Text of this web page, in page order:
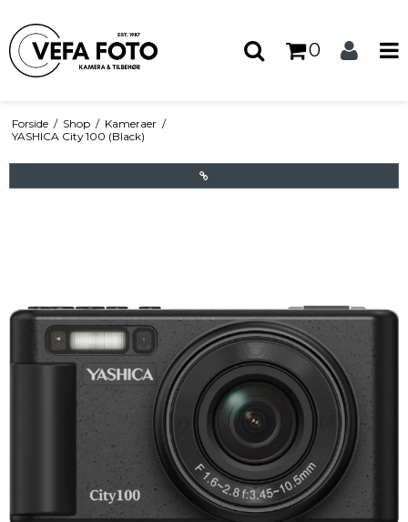
0
Forside / Shop / Kameraer /
YASHICA City 100 (Black)